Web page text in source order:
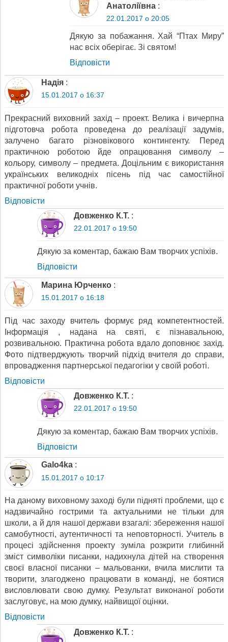
Анатоліївна :
22.01.2017 о 20:05
Дякую за побажання. Хай “Птах Миру”
нас всіх оберігає. Зі святом!
Відповіcти
Надія :
15.01.2017 о 16:37
Прекрасний виховний захід – проект. Велика і вичерпна
підготовча робота проведена до реалізації задумів,
залучено багато різновікового контингенту. Перед
практичною роботою йде опрацювання символу –
кольору, символу – предмета. Доцільним є використання
українських великодніх пісень під час самостійної
практичної роботи учнів.
Відповіcти
Довженко К.Т. :
22.01.2017 о 19:50
Дякую за коментар, бажаю Вам творчих успіхів.
Відповіcти
Марина Юрченко :
15.01.2017 о 16:18
Під час заходу вчитель формує ряд компетентностей.
Інформація , надана на святі, є пізнавальною,
розвивальною. Практична робота вдало доповнює захід.
Фото підтверджують творчий підхід вчителя до справи,
впровадження партнерської педагогіки у своїй роботі.
Відповіcти
Довженко К.Т. :
22.01.2017 о 19:50
Дякую за коментар, бажаю Вам творчих успіхів.
Відповіcти
Galo4ka :
15.01.2017 о 10:17
На даному виховному заході були підняті проблеми, що є
надзвичайно гострими та актуальними не тільки для
школи, а й для нашої держави взагалі: збереження нашої
самобутності, аутентичності та неповторності. Учитель в
процесі здійснення проекту зуміла розкрити глибиннй
зміст символіки писанки, надихнула дітей на створення
своєї власної писанки – мальованки, вчила мислити та
творити, злагоджено працювати в команді, не боятися
висловлювати свою думку. Результат виконаної роботи
заслуговує, на мою думку, найвищої оцінки.
Відповіcти
Довженко К.Т. :